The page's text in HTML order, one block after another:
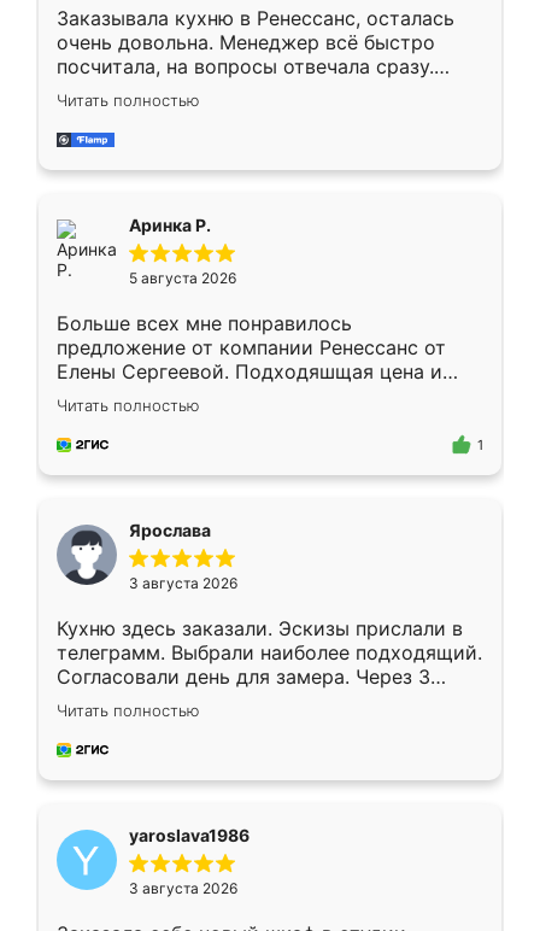
Заказывала кухню в Ренессанс, осталась
очень довольна. Менеджер всё быстро
посчитала, на вопросы отвечала сразу.
Замерщик приехал в субботу, подошёл к
делу со всей ответственностью. Собрали
за день, ребята работали аккуратно, даже
Читать полностью
Аринка Р.
5 августа 2026
Больше всех мне понравилось
предложение от компании Ренессанс от
Елены Сергеевой. Подходяшщая цена и
короткие сроки изготовления. Приехавший
для замера сотрудник Владислав
предложил по моему эскизу самый
Читать полностью
1
Ярослава
3 августа 2026
Кухню здесь заказали. Эскизы прислали в
телеграмм. Выбрали наиболее подходящий.
Согласовали день для замера. Через 3
недели кухня была уже готова. Остались
довольны работой. Спасибо Ренессанс
мебель за качественную работу!
Читать полностью
yaroslava1986
3 августа 2026